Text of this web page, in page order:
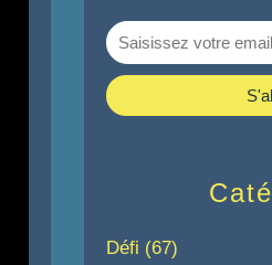
Défi (67)